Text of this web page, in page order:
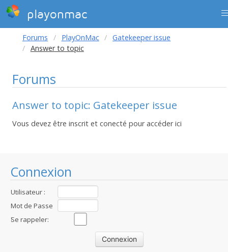
playonmac
Connexion
Utilisateur :
Mot de Passe
:Se rappeler:
Forums PlayOnMac
Gatekeeper issue
Answer to topic
Forums
Answer to topic: Gatekeeper issue
Vous devez être inscrit et conecté pour accéder ici